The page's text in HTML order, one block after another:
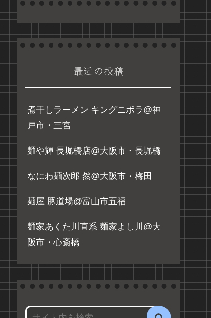
最近の投稿
煮干しラーメン キングニボラ@神
戸市・三宮
麺や輝 長堀橋店@大阪市・長堀橋
なにわ麺次郎 然@大阪市・梅田
麺屋 豚道場@富山市五福
麺家あくた川直系 麺家よし川@大
阪市・心斎橋